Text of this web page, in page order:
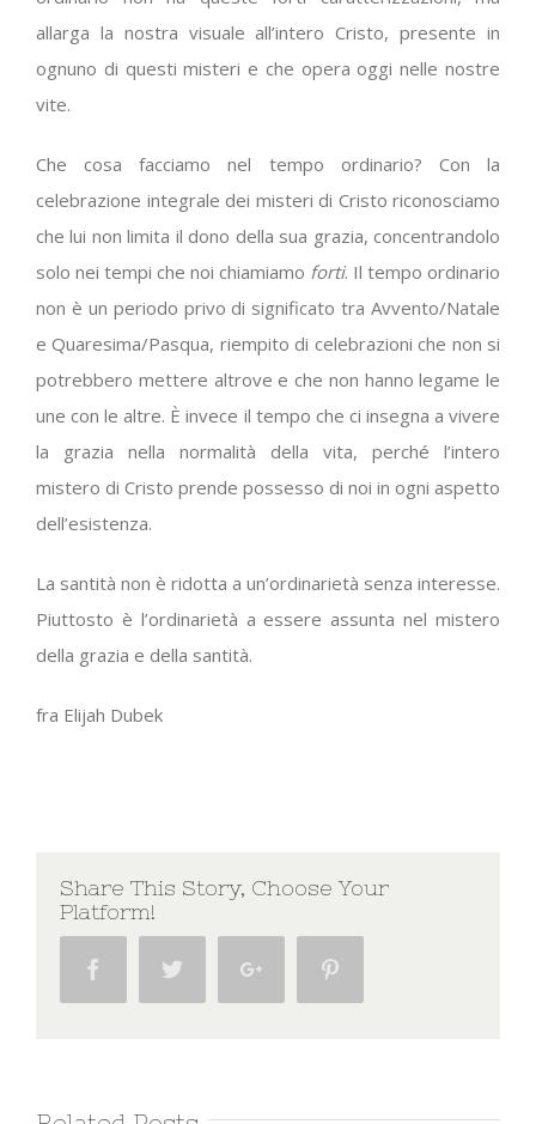
allarga la nostra visuale all’intero Cristo, presente in
ognuno di questi misteri e che opera oggi nelle nostre
vite.
Che cosa facciamo nel tempo ordinario? Con la
celebrazione integrale dei misteri di Cristo riconosciamo
che lui non limita il dono della sua grazia, concentrandolo
solo nei tempi che noi chiamiamo forti. Il tempo ordinario
non è un periodo privo di significato tra Avvento/Natale
e Quaresima/Pasqua, riempito di celebrazioni che non si
potrebbero mettere altrove e che non hanno legame le
une con le altre. È invece il tempo che ci insegna a vivere
la grazia nella normalità della vita, perché l’intero
mistero di Cristo prende possesso di noi in ogni aspetto
dell’esistenza.
La santità non è ridotta a un’ordinarietà senza interesse.
Piuttosto è l’ordinarietà a essere assunta nel mistero
della grazia e della santità.
fra Elijah Dubek
Share This Story, Choose Your
Platform!
Facebook Twitter Google+